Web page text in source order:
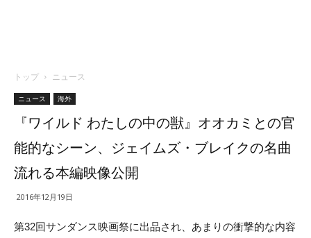
トップ ニュース
ニュース 海外
『ワイルド わたしの中の獣』オオカミとの官
能的なシーン、ジェイムズ・ブレイクの名曲
流れる本編映像公開
2016年12月19日
第32回サンダンス映画祭に出品され、あまりの衝撃的な内容